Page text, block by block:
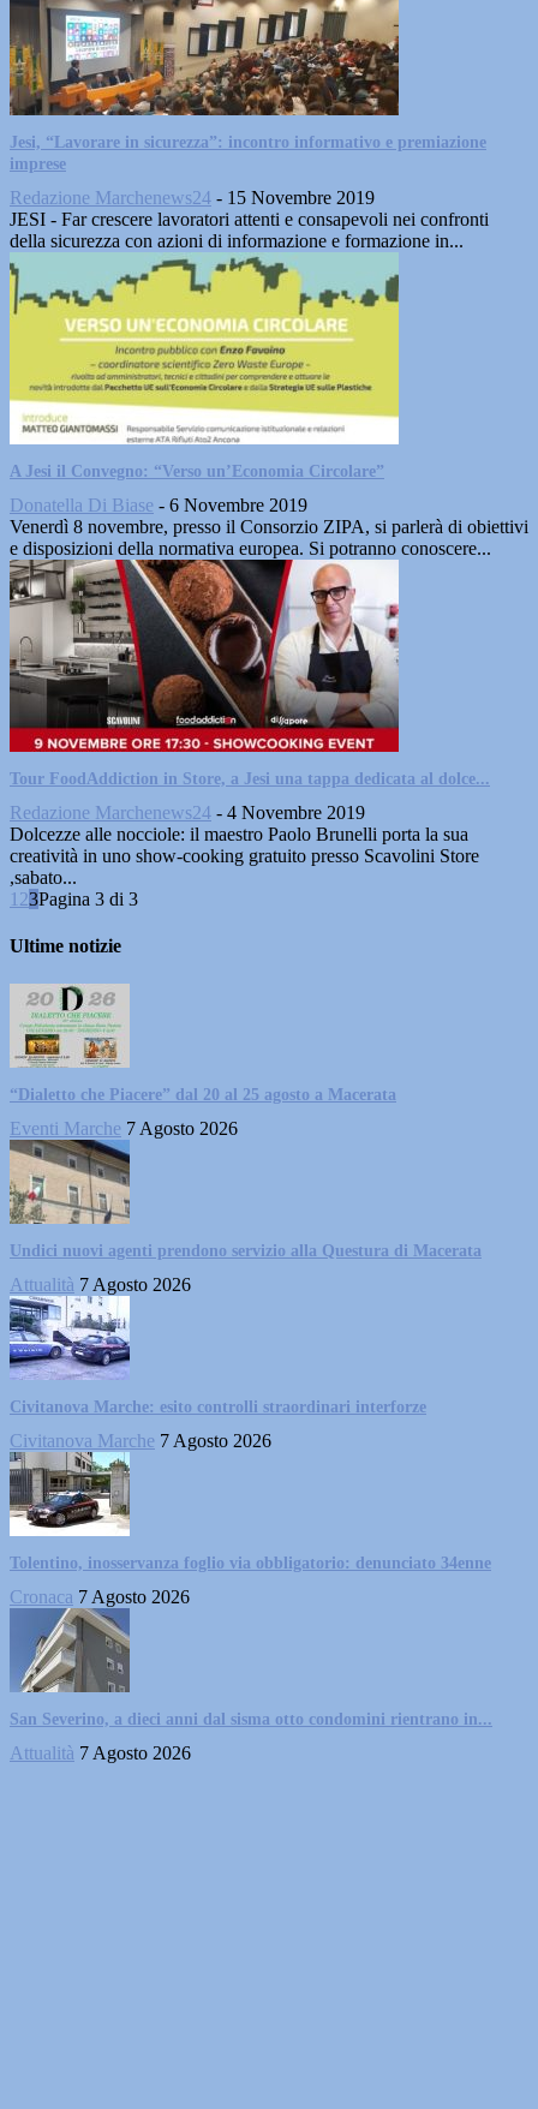
Jesi, “Lavorare in sicurezza”: incontro informativo e premiazione
imprese
Redazione Marchenews24 - 15 Novembre 2019
JESI - Far crescere lavoratori attenti e consapevoli nei confronti
della sicurezza con azioni di informazione e formazione in...
A Jesi il Convegno: “Verso un’Economia Circolare”
Donatella Di Biase - 6 Novembre 2019
Venerdì 8 novembre, presso il Consorzio ZIPA, si parlerà di obiettivi
e disposizioni della normativa europea. Si potranno conoscere...
Tour FoodAddiction in Store, a Jesi una tappa dedicata al dolce...
Redazione Marchenews24 - 4 Novembre 2019
Dolcezze alle nocciole: il maestro Paolo Brunelli porta la sua
creatività in uno show-cooking gratuito presso Scavolini Store
,sabato...
1 23Pagina 3 di 3
Ultime notizie
“Dialetto che Piacere” dal 20 al 25 agosto a Macerata
Eventi Marche 7 Agosto 2026
Undici nuovi agenti prendono servizio alla Questura di Macerata
Attualità 7 Agosto 2026
Civitanova Marche: esito controlli straordinari interforze
Civitanova Marche 7 Agosto 2026
Tolentino, inosservanza foglio via obbligatorio: denunciato 34enne
Cronaca 7 Agosto 2026
San Severino, a dieci anni dal sisma otto condomini rientrano in...
Attualità 7 Agosto 2026